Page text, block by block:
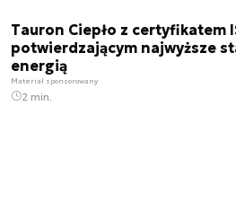
Tauron Ciepło z certyfikatem
potwierdzającym najwyższe
energią
Materiał sponsorowany
2 min.